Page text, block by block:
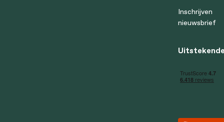
Inschrijven
nieuwsbrief